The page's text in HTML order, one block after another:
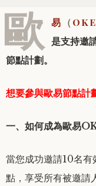
歐 易 （
是支持邀
節點計劃。
想要參與歐易節點
一、如何成為歐易
當您成功邀請10名有
點，享受所有被邀請